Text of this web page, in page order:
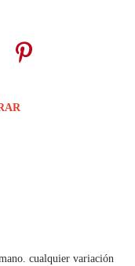
cualquier variación